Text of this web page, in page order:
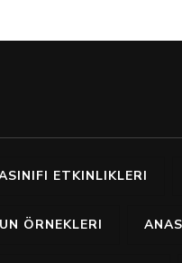
ETKINLIKLERI
ÖRNEKLERI